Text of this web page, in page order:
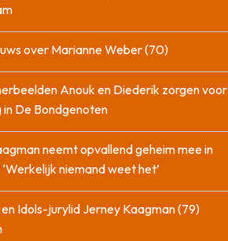
over Marianne Weber (70)
Anouk en Diederik zorgen voor
De Bondgenoten
neemt opvallend geheim mee in
niemand weet het’
Idols-jurylid Jerney Kaagman (79)